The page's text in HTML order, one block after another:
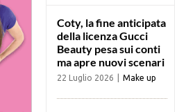
Coty, la fine anticipata
della licenza Gucci
Beauty pesa sui conti
ma apre nuovi scenari
22 Luglio 2026 Make up